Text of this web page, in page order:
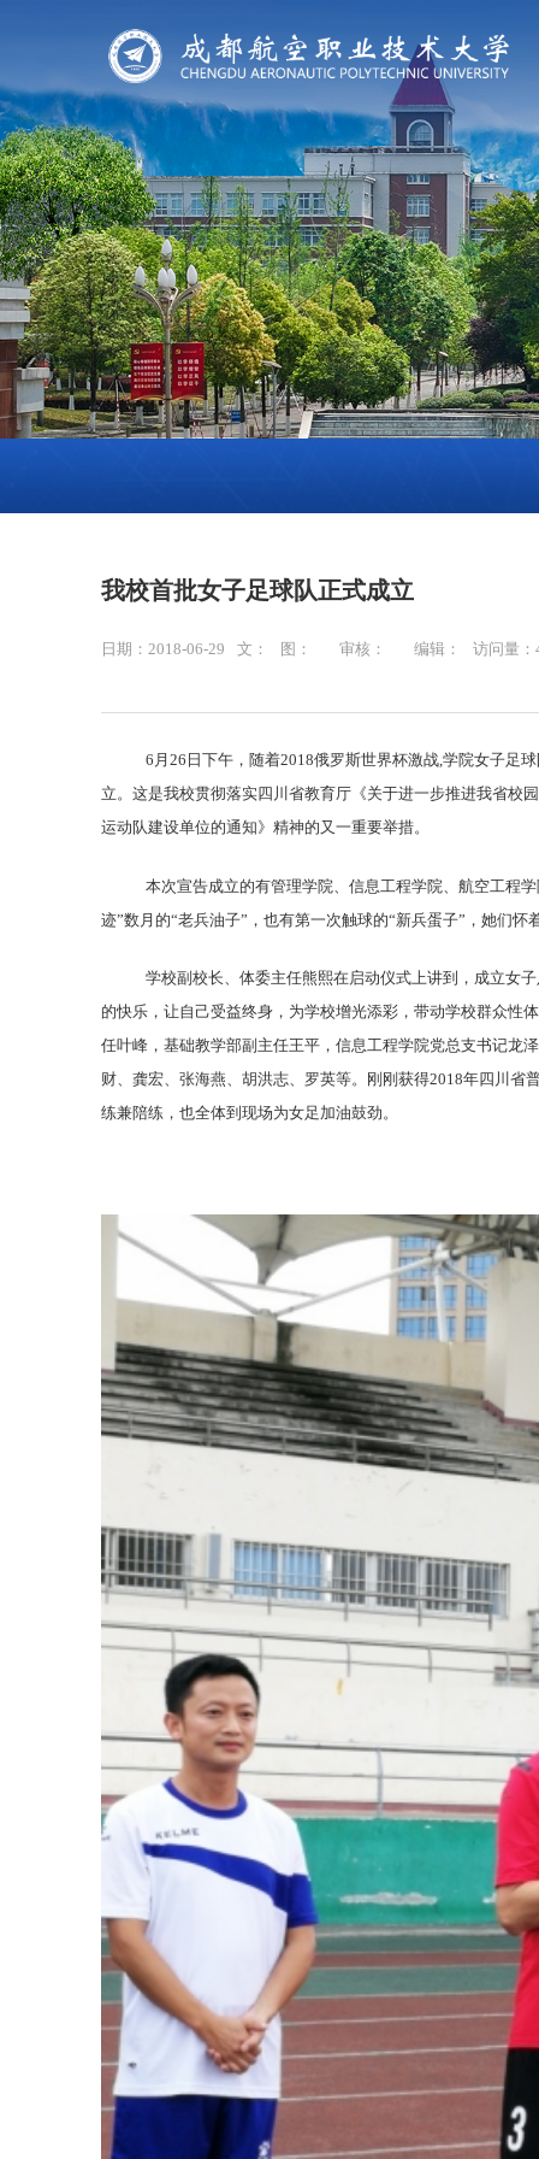
我校首批女子足球队正式成立
日期：2018-06-29 文： 图： 审核： 编辑： 访问量：
6 月26 日下午，随着2018俄罗斯世界杯激战 ,学院女子足
立。这是我校贯彻落实四川省教育厅《关于进一步推进我省校
运动队建设单位的通知》精神的又一重要举措。
本次宣告成立的有管理学院、信息工程学院、航空工程
迹”数月的“老兵油子”，也有第一次触球的“新兵蛋子”，她们
学校副校长、体委主任熊熙在启动仪式上讲到，成立女
的快乐，让自己受益终身，为学校增光添彩，带动学校群众性
任叶峰，基础教学部副主任王平，信息工程学院党总支书记龙
财、龚宏、张海燕、胡洪志、罗英等。刚刚获得2018年四川省
练兼陪练，也全体到现场为女足加油鼓劲。